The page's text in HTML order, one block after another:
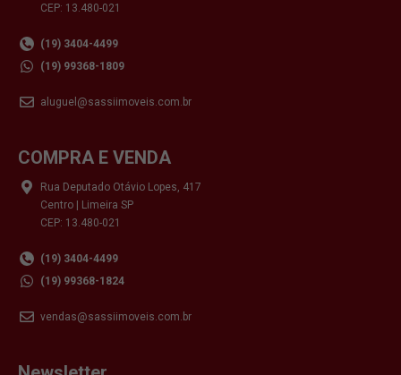
CEP: 13.480-021
(19) 3404-4499
(19) 99368-1809
aluguel@sassiimoveis.com.br
COMPRA E VENDA
Rua Deputado Otávio Lopes, 417
Centro | Limeira SP
CEP: 13.480-021
(19) 3404-4499
(19) 99368-1824
vendas@sassiimoveis.com.br